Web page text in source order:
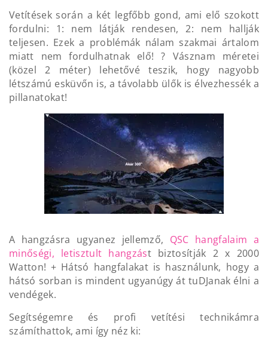
Vetítések során a két legfőbb gond, ami elő szokott
fordulni: 1: nem látják rendesen, 2: nem hallják
teljesen. Ezek a problémák nálam szakmai ártalom
miatt nem fordulhatnak elő! ? Vásznam méretei
(közel 2 méter) lehetővé teszik, hogy nagyobb
létszámú esküvőn is, a távolabb ülők is élvezhessék a
pillanatokat!
A hangzásra ugyanez jellemző, QSC hangfalaim a
minőségi, letisztult hangzást biztosítják 2 x 2000
Watton! + Hátsó hangfalakat is használunk, hogy a
hátsó sorban is mindent ugyanúgy át tuDJanak élni a
vendégek.
Segítségemre és profi vetítési technikámra
számíthattok, ami így néz ki: